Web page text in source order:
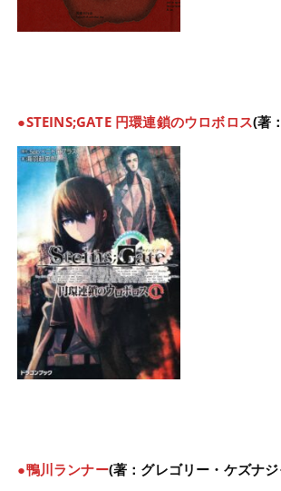
●STEINS;GATE 円環連鎖のウロボロス(著
●鴨川ランナー(著：グレゴリー・ケズナ